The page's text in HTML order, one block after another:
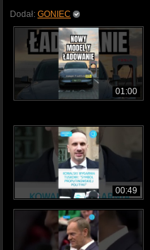
Dodał: GONIEC
01:00
00:49